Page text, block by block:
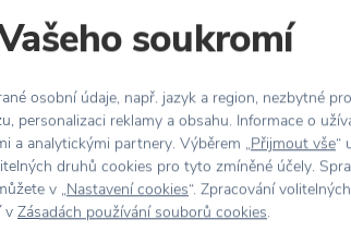
soukromí
osobní údaje, např. jazyk a region, nezbytné
personalizaci reklamy a obsahu. Informace o
a analytickými partnery. Výběrem „Přijmout vše“
druhů cookies pro tyto zmíněné účely.
v „Nastavení cookies“. Zpracování
v Zásadách používání souborů cookies.